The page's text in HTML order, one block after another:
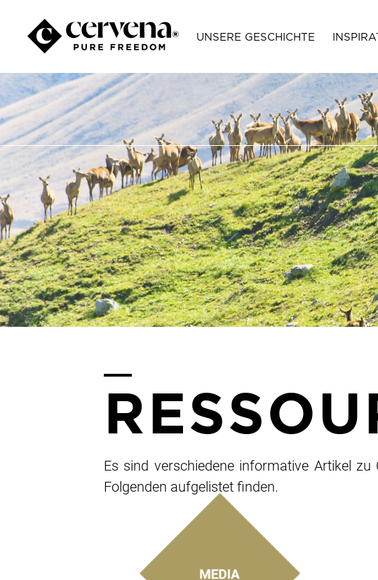
UNSERE GESCHICHTE
Es sind verschiedene informative Artikel zu
Folgenden aufgelistet finden.